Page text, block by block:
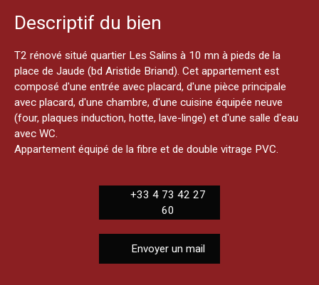
Descriptif du bien
T2 rénové situé quartier Les Salins à 10 mn à pieds de la
place de Jaude (bd Aristide Briand). Cet appartement est
composé d'une entrée avec placard, d'une pièce principale
avec placard, d'une chambre, d'une cuisine équipée neuve
(four, plaques induction, hotte, lave-linge) et d'une salle d'eau
avec WC.
Appartement équipé de la fibre et de double vitrage PVC.
+33 4 73 42 27
60
Envoyer un mail